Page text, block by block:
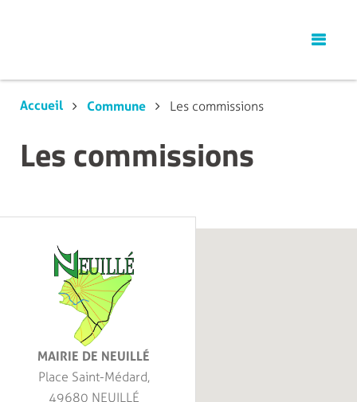
Accueil Commune Les commissions
Les commissions
MAIRIE DE NEUILLÉ
Place Saint-Médard,
49680 NEUILLÉ